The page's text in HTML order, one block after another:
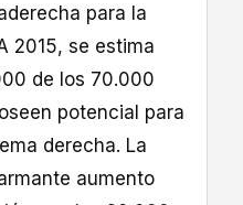
para la
2015, se estima
de los 70.000
potencial para
derecha. La
aumento